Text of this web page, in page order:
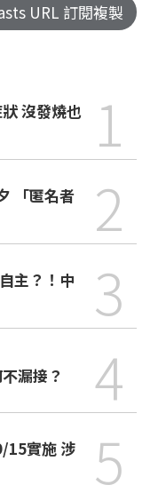
URL 訂閱複製
1
「匿名者
2
3
漏接？ 4
15實施 涉
5